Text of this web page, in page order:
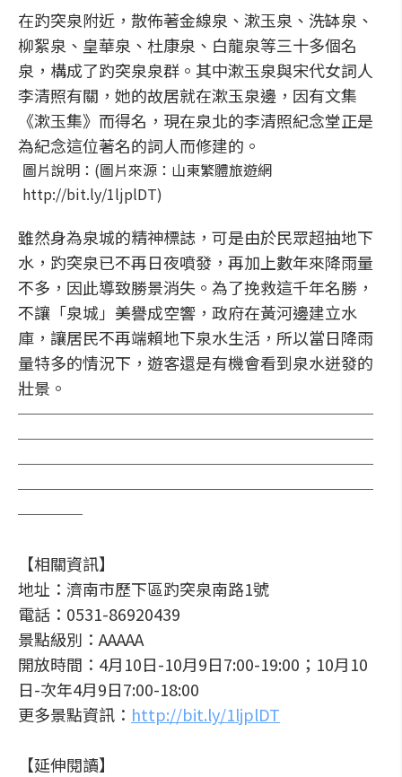
在趵突泉附近，散佈著金線泉、漱玉泉、洗缽泉、
柳絮泉、皇華泉、杜康泉、白龍泉等三十多個名
泉，構成了趵突泉泉群。其中漱玉泉與宋代女詞人
李清照有關，她的故居就在漱玉泉邊，因有文集
《漱玉集》而得名，現在泉北的李清照紀念堂正是
為紀念這位著名的詞人而修建的。
圖片說明：(圖片來源：山東繁體旅遊網
http://bit.ly/1ljplDT)
雖然身為泉城的精神標誌，可是由於民眾超抽地下
水，趵突泉已不再日夜噴發，再加上數年來降雨量
不多，因此導致勝景消失。為了挽救這千年名勝，
不讓「泉城」美譽成空響，政府在黃河邊建立水
庫，讓居民不再端賴地下泉水生活，所以當日降雨
量特多的情況下，遊客還是有機會看到泉水迸發的
壯景。
──────────────────────
──────────────────────
──────────────────────
──────────────────────
────
【相關資訊】
地址：濟南市歷下區趵突泉南路1號
電話：0531-86920439
景點級別：AAAAA
開放時間：4月10日-10月9日7:00-19:00；10月10
日-次年4月9日7:00-18:00
更多景點資訊： http://bit.ly/1ljplDT
【延伸閱讀】